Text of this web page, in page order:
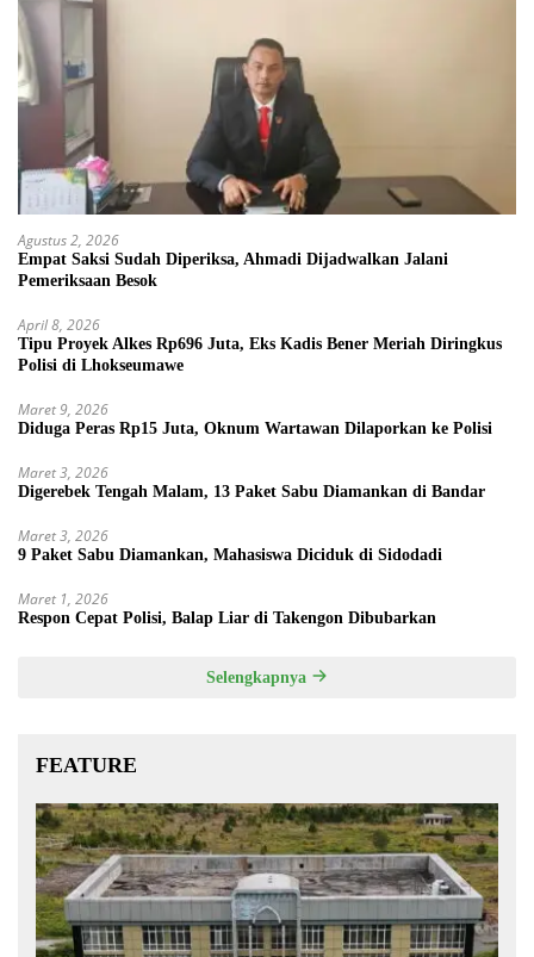
Agustus 2, 2026
Empat Saksi Sudah Diperiksa, Ahmadi Dijadwalkan Jalani
Pemeriksaan Besok
April 8, 2026
Tipu Proyek Alkes Rp696 Juta, Eks Kadis Bener Meriah Diringkus
Polisi di Lhokseumawe
Maret 9, 2026
Diduga Peras Rp15 Juta, Oknum Wartawan Dilaporkan ke Polisi
Maret 3, 2026
Digerebek Tengah Malam, 13 Paket Sabu Diamankan di Bandar
Maret 3, 2026
9 Paket Sabu Diamankan, Mahasiswa Diciduk di Sidodadi
Maret 1, 2026
Respon Cepat Polisi, Balap Liar di Takengon Dibubarkan
Selengkapnya
FEATURE